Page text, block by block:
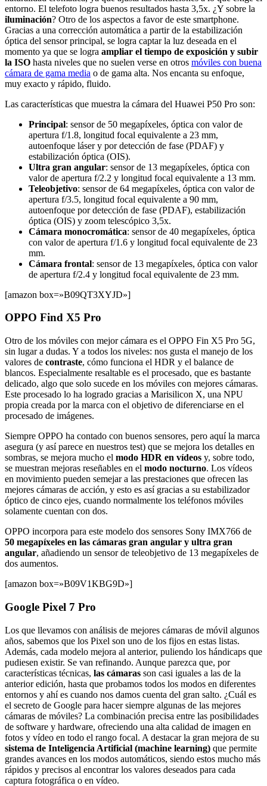
entorno. El telefoto logra buenos resultados hasta 3,5x. ¿Y sobre la
iluminación? Otro de los aspectos a favor de este smartphone.
Gracias a una corrección automática a partir de la estabilización
óptica del sensor principal, se logra captar la luz deseada en el
momento ya que se logra ampliar el tiempo de exposición y subir
la ISO hasta niveles que no suelen verse en otros móviles con buena
cámara de gama media o de gama alta. Nos encanta su enfoque,
muy exacto y rápido, fluido.
Las características que muestra la cámara del Huawei P50 Pro son:
Principal: sensor de 50 megapíxeles, óptica con valor de
apertura f/1.8, longitud focal equivalente a 23 mm,
autoenfoque láser y por detección de fase (PDAF) y
estabilización óptica (OIS).
Ultra gran angular: sensor de 13 megapíxeles, óptica con
valor de apertura f/2.2 y longitud focal equivalente a 13 mm.
Teleobjetivo: sensor de 64 megapíxeles, óptica con valor de
apertura f/3.5, longitud focal equivalente a 90 mm,
autoenfoque por detección de fase (PDAF), estabilización
óptica (OIS) y zoom telescópico 3,5x.
Cámara monocromática: sensor de 40 megapíxeles, óptica
con valor de apertura f/1.6 y longitud focal equivalente de 23
mm.
Cámara frontal: sensor de 13 megapíxeles, óptica con valor
de apertura f/2.4 y longitud focal equivalente de 23 mm.
[amazon box=»B09QT3XYJD»]
OPPO Find X5 Pro
Otro de los móviles con mejor cámara es el OPPO Fin X5 Pro 5G,
sin lugar a dudas. Y a todos los niveles: nos gusta el manejo de los
valores de contraste, cómo funciona el HDR y el balance de
blancos. Especialmente resaltable es el procesado, que es bastante
delicado, algo que solo sucede en los móviles con mejores cámaras.
Este procesado lo ha logrado gracias a Marisilicon X, una NPU
propia creada por la marca con el objetivo de diferenciarse en el
procesado de imágenes.
Siempre OPPO ha contado con buenos sensores, pero aquí la marca
asegura (y así parece en nuestros test) que se mejora los detalles en
sombras, se mejora mucho el modo HDR en vídeos y, sobre todo,
se muestran mejoras reseñables en el modo nocturno. Los vídeos
en movimiento pueden semejar a las prestaciones que ofrecen las
mejores cámaras de acción, y esto es así gracias a su estabilizador
óptico de cinco ejes, cuando normalmente los teléfonos móviles
solamente cuentan con dos.
OPPO incorpora para este modelo dos sensores Sony IMX766 de
50 megapíxeles en las cámaras gran angular y ultra gran
angular, añadiendo un sensor de teleobjetivo de 13 megapíxeles de
dos aumentos.
[amazon box=»B09V1KBG9D»]
Google Pixel 7 Pro
Los que llevamos con análisis de mejores cámaras de móvil algunos
años, sabemos que los Pixel son uno de los fijos en estas listas.
Además, cada modelo mejora al anterior, puliendo los hándicaps que
pudiesen existir. Se van refinando. Aunque parezca que, por
características técnicas, las cámaras son casi iguales a las de la
anterior edición, hasta que probamos todos los modos en diferentes
entornos y ahí es cuando nos damos cuenta del gran salto. ¿Cuál es
el secreto de Google para hacer siempre algunas de las mejores
cámaras de móviles? La combinación precisa entre las posibilidades
de software y hardware, ofreciendo una alta calidad de imagen en
fotos y vídeo en todo el rango focal. A destacar la gran mejora de su
sistema de Inteligencia Artificial (machine learning) que permite
grandes avances en los modos automáticos, siendo estos mucho más
rápidos y precisos al encontrar los valores deseados para cada
captura fotográfica o en vídeo.